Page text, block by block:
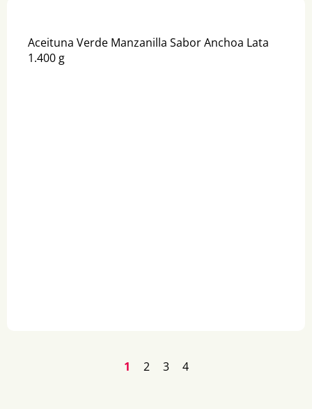
Aceituna Verde Manzanilla Sabor Anchoa Lata
1.400 g
1 2 3 4